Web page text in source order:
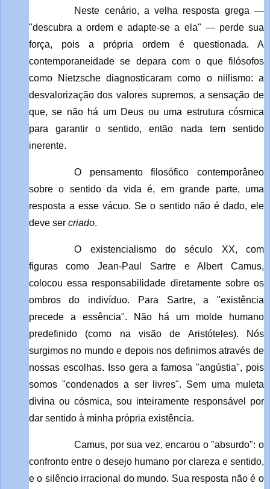
Neste cenário, a velha resposta grega —
"descubra a ordem e adapte-se a ela" — perde sua
força, pois a própria ordem é questionada. A
contemporaneidade se depara com o que filósofos
como Nietzsche diagnosticaram como o niilismo: a
desvalorização dos valores supremos, a sensação de
que, se não há um Deus ou uma estrutura cósmica
para garantir o sentido, então nada tem sentido
inerente.
O pensamento filosófico contemporâneo
sobre o sentido da vida é, em grande parte, uma
resposta a esse vácuo. Se o sentido não é dado, ele
deve ser criado.
O existencialismo do século XX, com
figuras como Jean-Paul Sartre e Albert Camus,
colocou essa responsabilidade diretamente sobre os
ombros do indivíduo. Para Sartre, a "existência
precede a essência". Não há um molde humano
predefinido (como na visão de Aristóteles). Nós
surgimos no mundo e depois nos definimos através de
nossas escolhas. Isso gera a famosa "angústia", pois
somos "condenados a ser livres". Sem uma muleta
divina ou cósmica, sou inteiramente responsável por
dar sentido à minha própria existência.
Camus, por sua vez, encarou o "absurdo": o
confronto entre o desejo humano por clareza e sentido,
e o silêncio irracional do mundo. Sua resposta não é o